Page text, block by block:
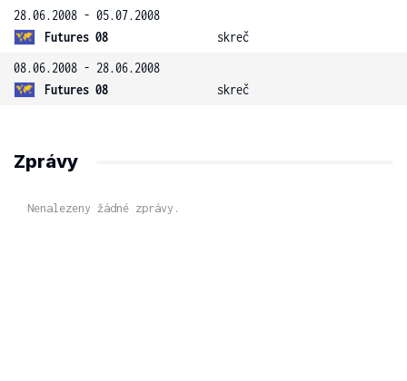
28.06.2008 - 05.07.2008
Futures 08
skreč
08.06.2008 - 28.06.2008
Futures 08
skreč
Zprávy
Nenalezeny žádné zprávy.